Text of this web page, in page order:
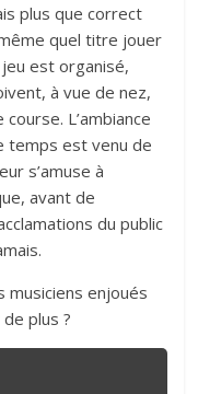
plus que correct
quel titre jouer
est organisé,
à vue de nez,
L’ambiance
temps est venu de
s’amuse à
avant de
du public
enjoués
plus ?